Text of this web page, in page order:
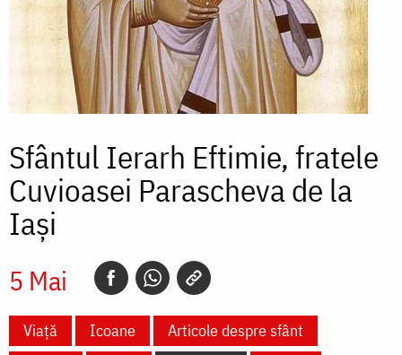
Sfântul Ierarh Eftimie, fratele
Cuvioasei Parascheva de la
Iași
5 Mai
Viață Icoane
Articole despre sfânt